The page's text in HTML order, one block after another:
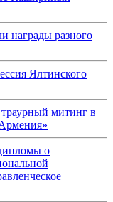
награды разного
Ялтинского
митинг в
о